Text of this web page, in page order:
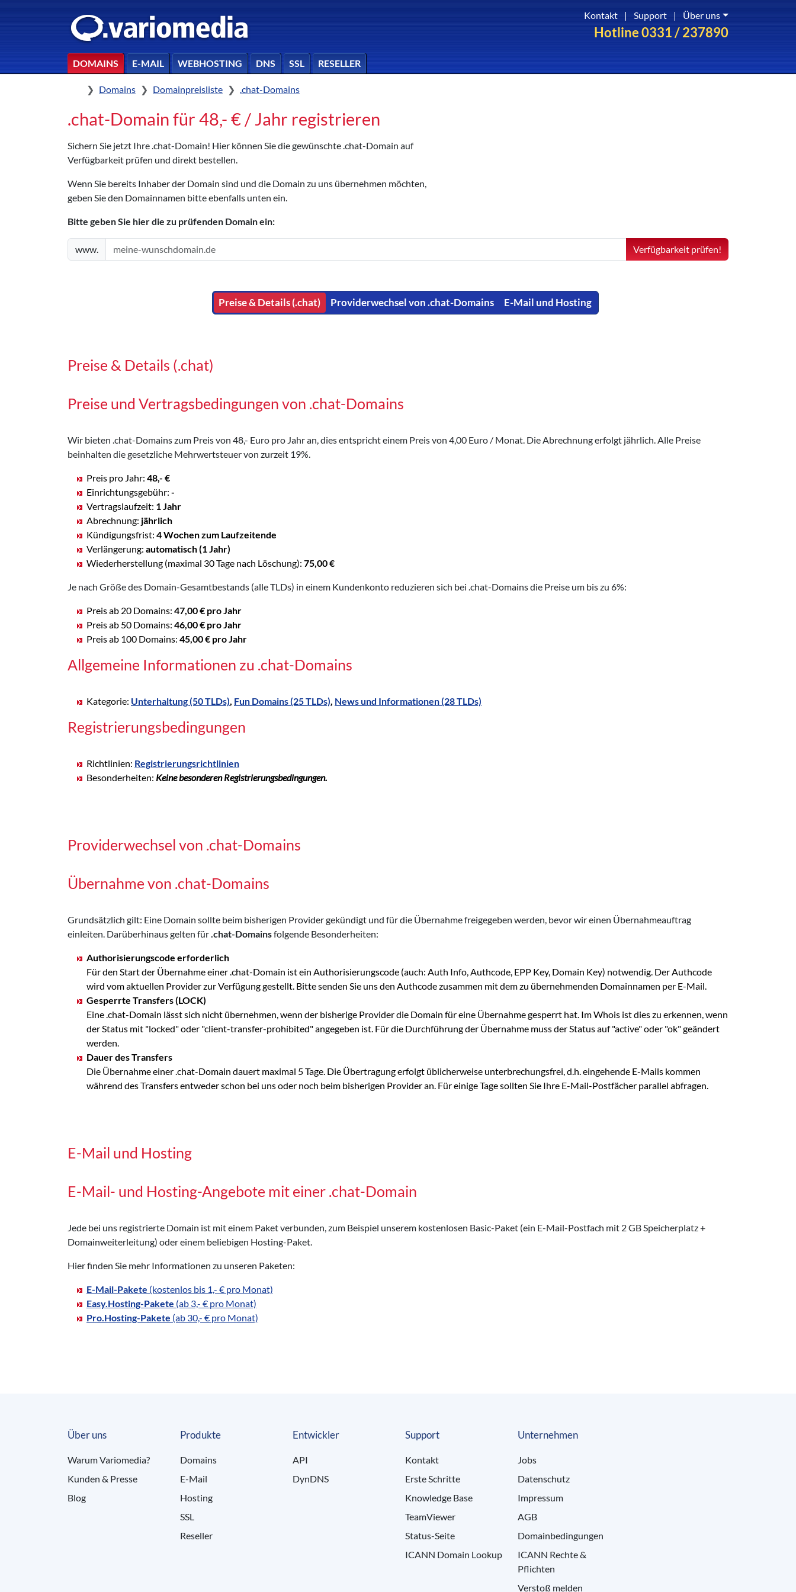
Hotline 0331 / 237890
Kontakt | Support | Über uns
DOMAINS E-MAIL WEBHOSTING DNS SSL RESELLER
HomeDomains Domainpreisliste .chat-Domains
.chat-Domain für 48,- € / Jahr registrieren
Sichern Sie jetzt Ihre .chat-Domain! Hier können Sie die gewünschte .chat-Domain auf
Verfügbarkeit prüfen und direkt bestellen.
Wenn Sie bereits Inhaber der Domain sind und die Domain zu uns übernehmen möchten,
geben Sie den Domainnamen bitte ebenfalls unten ein.
Bitte geben Sie hier die zu prüfenden Domain ein:
www. Verfügbarkeit prüfen!
Preise & Details (.chat) Providerwechsel von .chat-Domains E-Mail und Hosting
Preise & Details (.chat)
Preise und Vertragsbedingungen von .chat-Domains
Wir bieten .chat-Domains zum Preis von 48,- Euro pro Jahr an, dies entspricht einem Preis von 4,00 Euro / Monat. Die Abrechnung erfolgt jährlich. Alle Preise
beinhalten die gesetzliche Mehrwertsteuer von zurzeit 19%.
Preis pro Jahr: 48,- €
Einrichtungsgebühr: -
Vertragslaufzeit: 1 Jahr
Abrechnung: jährlich
Kündigungsfrist: 4 Wochen zum Laufzeitende
Verlängerung: automatisch (1 Jahr)
Wiederherstellung (maximal 30 Tage nach Löschung): 75,00 €
Je nach Größe des Domain-Gesamtbestands (alle TLDs) in einem Kundenkonto reduzieren sich bei .chat-Domains die Preise um bis zu 6%:
Preis ab 20 Domains: 47,00 € pro Jahr
Preis ab 50 Domains: 46,00 € pro Jahr
Preis ab 100 Domains: 45,00 € pro Jahr
Allgemeine Informationen zu .chat-Domains
Kategorie: Unterhaltung (50 TLDs) Fun Domains (25 TLDs) News und Informationen (28 TLDs)
Registrierungsbedingungen
Richtlinien: Registrierungsrichtlinien
Besonderheiten: Keine besonderen Registrierungsbedingungen.
Providerwechsel von .chat-Domains
Übernahme von .chat-Domains
Grundsätzlich gilt: Eine Domain sollte beim bisherigen Provider gekündigt und für die Übernahme freigegeben werden, bevor wir einen Übernahmeauftrag
einleiten. Darüberhinaus gelten für .chat-Domainsfolgende Besonderheiten:
Authorisierungscode erforderlich
Für den Start der Übernahme einer .chat-Domain ist ein Authorisierungscode (auch: Auth Info, Authcode, EPP Key, Domain Key) notwendig. Der Authcode
wird vom aktuellen Provider zur Verfügung gestellt. Bitte senden Sie uns den Authcode zusammen mit dem zu übernehmenden Domainnamen per E-Mail.
Gesperrte Transfers (LOCK)
Eine .chat-Domain lässt sich nicht übernehmen, wenn der bisherige Provider die Domain für eine Übernahme gesperrt hat. Im Whois ist dies zu erkennen, wenn
der Status mit "locked" oder "client-transfer-prohibited" angegeben ist. Für die Durchführung der Übernahme muss der Status auf "active" oder "ok" geändert
werden.
Dauer des Transfers
Die Übernahme einer .chat-Domain dauert maximal 5 Tage. Die Übertragung erfolgt üblicherweise unterbrechungsfrei, d.h. eingehende E-Mails kommen
während des Transfers entweder schon bei uns oder noch beim bisherigen Provider an. Für einige Tage sollten Sie Ihre E-Mail-Postfächer parallel abfragen.
E-Mail und Hosting
E-Mail- und Hosting-Angebote mit einer .chat-Domain
Jede bei uns registrierte Domain ist mit einem Paket verbunden, zum Beispiel unserem kostenlosen Basic-Paket (ein E-Mail-Postfach mit 2 GB Speicherplatz +
Domainweiterleitung) oder einem beliebigen Hosting-Paket.
Hier finden Sie mehr Informationen zu unseren Paketen:
E-Mail-Pakete (kostenlos bis 1,- € pro Monat)
Easy.Hosting-Pakete (ab 3,- € pro Monat)
Pro.Hosting-Pakete (ab 30,- € pro Monat)
Über uns
Warum Variomedia?
Kunden & Presse
Blog
Produkte
Domains
E-Mail
Hosting
SSL
Reseller
Entwickler
API
DynDNS
Support
Kontakt
Erste Schritte
Knowledge Base
TeamViewer
Status-Seite
ICANN Domain Lookup
Unternehmen
Jobs
Datenschutz
Impressum
AGB
Domainbedingungen
ICANN Rechte &
Pflichten
Verstoß melden